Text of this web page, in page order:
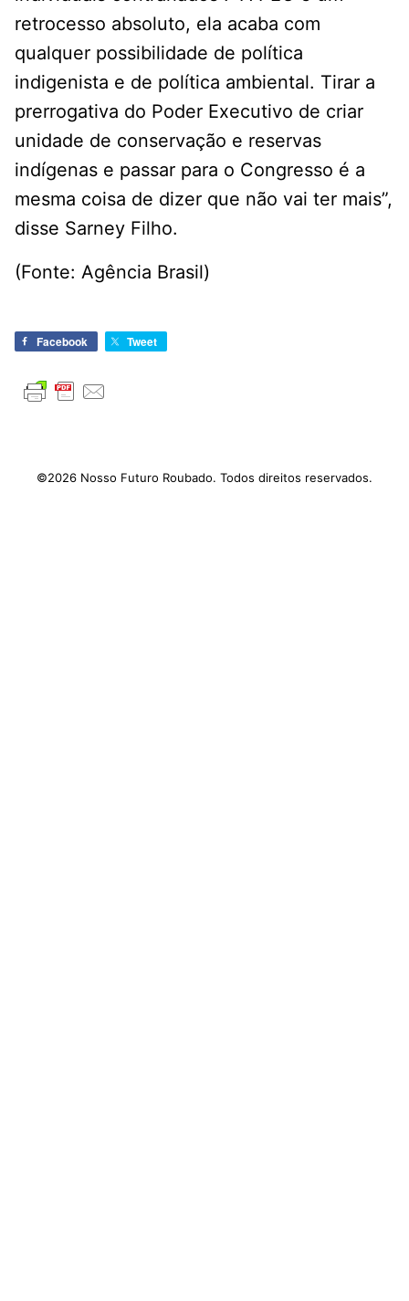
retrocesso absoluto, ela acaba com
qualquer possibilidade de política
indigenista e de política ambiental. Tirar a
prerrogativa do Poder Executivo de criar
unidade de conservação e reservas
indígenas e passar para o Congresso é a
mesma coisa de dizer que não vai ter mais”,
disse Sarney Filho.
(Fonte: Agência Brasil)
Facebook Tweet
©2026 Nosso Futuro Roubado. Todos direitos reservados.